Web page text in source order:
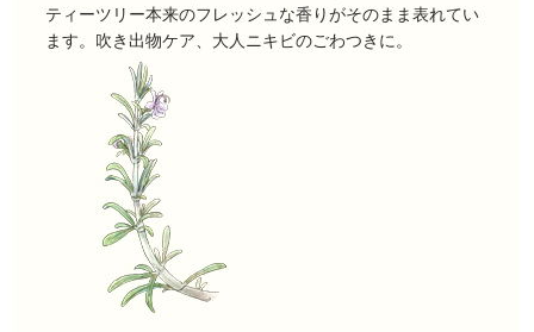
ティーツリー本来のフレッシュな香りがそのまま表れてい
ます。吹き出物ケア、大人ニキビのごわつきに。